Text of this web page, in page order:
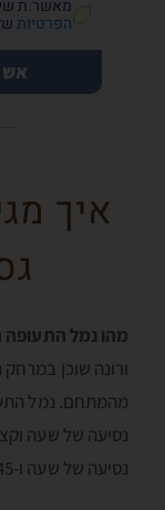
מאשר.ת
הפרטיות
איך
מהו נמל התעופה
ורונה שוכן
מהמתחם. נמל
נסיעה של שעה
נסיעה של שעה ו-45 דקות